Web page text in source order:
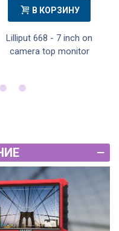
В КОРЗИНУ
Lilliput 668 - 7 inch on
camera top monitor